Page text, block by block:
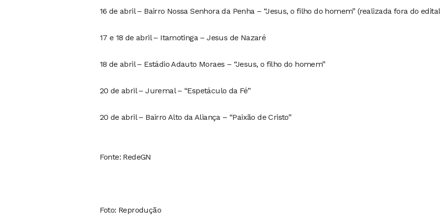
16 de abril – Bairro Nossa Senhora da Penha – “Jesus, o filho do homem” (realizada fora do
17 e 18 de abril – Itamotinga – Jesus de Nazaré
18 de abril – Estádio Adauto Moraes – “Jesus, o filho do homem”
20 de abril – Juremal – “Espetáculo da Fé”
20 de abril – Bairro Alto da Aliança – “Paixão de Cristo”
Fonte: RedeGN
Foto: Reprodução